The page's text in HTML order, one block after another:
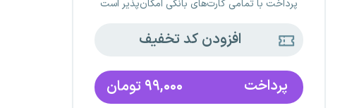
پرداخت با تمامی کارت‌های بانکی امکان‌پذیر است
افزودن کد تخفیف
پرداخت ۹۹,۰۰۰ تومان